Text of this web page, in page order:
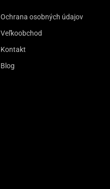
Ochrana osobných údajov
Veľkoobchod
Kontakt
Blog